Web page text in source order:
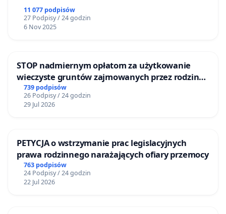
11 077 podpisów
27 Podpisy / 24 godzin
6 Nov 2025
STOP nadmiernym opłatom za użytkowanie
wieczyste gruntów zajmowanych przez rodzinne
ogrody działkowe.
739 podpisów
26 Podpisy / 24 godzin
29 Jul 2026
PETYCJA o wstrzymanie prac legislacyjnych
prawa rodzinnego narażających ofiary przemocy
763 podpisów
24 Podpisy / 24 godzin
22 Jul 2026